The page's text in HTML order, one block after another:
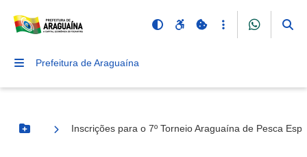
Prefeitura de Araguaína
Botão Menu
Inscrições para o 7º Torneio Araguaína de Pesca